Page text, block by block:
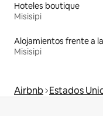
Hoteles boutique
Misisipi
Alojamientos frente a
Misisipi
Airbnb Estados